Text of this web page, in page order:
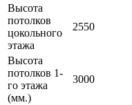
Высота
потолков
цокольного
этажа
2550
Высота
потолков 1-
го этажа
(мм.)
3000